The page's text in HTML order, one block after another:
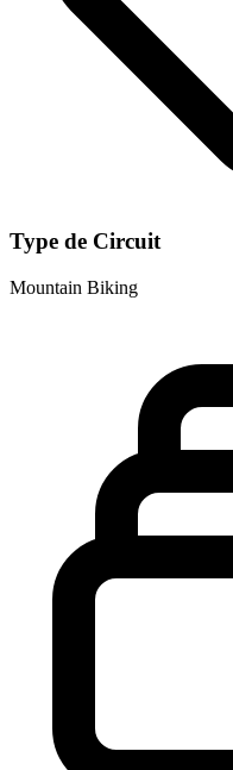
Type de Circuit
Mountain Biking